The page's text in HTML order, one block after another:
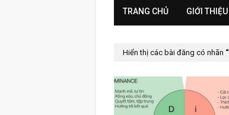
TRANG CHỦ GIỚI THIỆU
Hiển thị các bài đăng có nhãn